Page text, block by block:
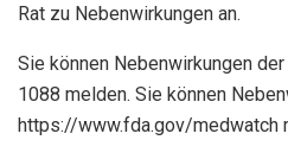
Rat zu Nebenwirkungen an.
Sie können Nebenwirkungen
1088 melden. Sie können
https://www.fda.gov/medwatch